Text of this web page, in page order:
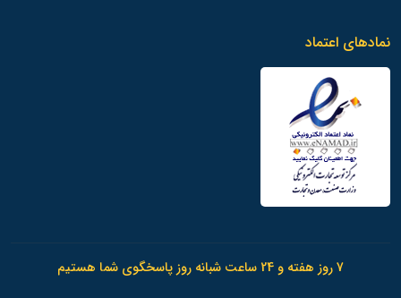
نمادهای اعتماد
7 روز هفته و 24 ساعت شبانه روز پاسخگوی شما هستیم